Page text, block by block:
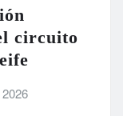
circuito